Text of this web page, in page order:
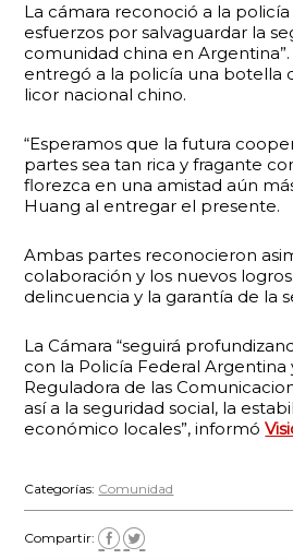
La cámara reconoció a la policía
esfuerzos por salvaguardar la
comunidad china en Argentina”.
entregó a la policía una botella
licor nacional chino.
“Esperamos que la futura
partes sea tan rica y fragante
florezca en una amistad aún
Huang al entregar el presente.
Ambas partes reconocieron
colaboración y los nuevos
delincuencia y la garantía de la
La Cámara “seguirá
con la Policía Federal Argentina
Reguladora de las
así a la seguridad social, la
económico locales”, informó
Categorías: Comunidad
Compartir: